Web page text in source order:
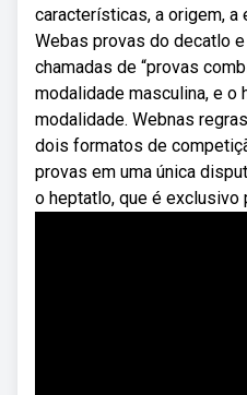
características, a origem, a
Webas provas do decatlo
chamadas de “provas
modalidade masculina, e o
modalidade. Webnas
dois formatos de
provas em uma única
o heptatlo, que é exclusivo